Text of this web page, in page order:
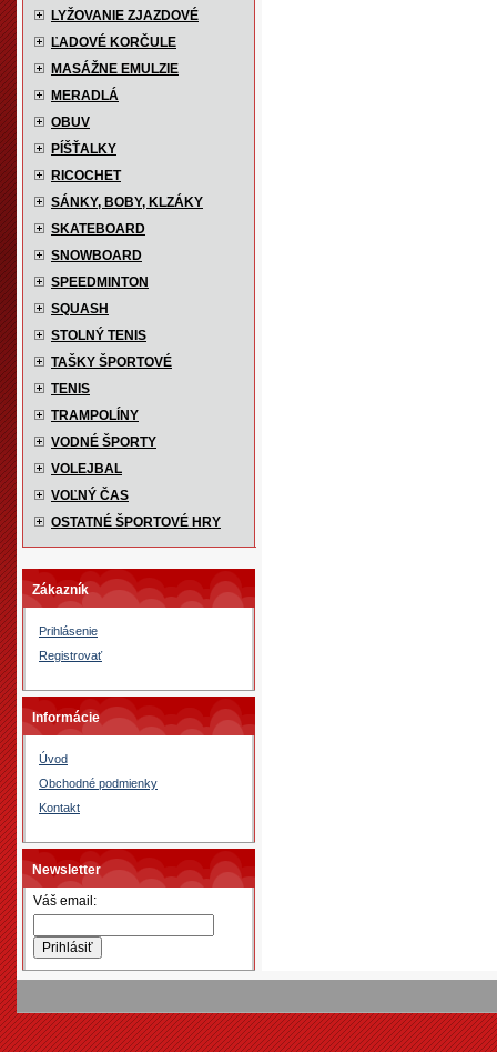
LYŽOVANIE ZJAZDOVÉ
ĽADOVÉ KORČULE
MASÁŽNE EMULZIE
MERADLÁ
OBUV
PÍŠŤALKY
RICOCHET
SÁNKY, BOBY, KLZÁKY
SKATEBOARD
SNOWBOARD
SPEEDMINTON
SQUASH
STOLNÝ TENIS
TAŠKY ŠPORTOVÉ
TENIS
TRAMPOLÍNY
VODNÉ ŠPORTY
VOLEJBAL
VOĽNÝ ČAS
OSTATNÉ ŠPORTOVÉ HRY
Zákazník
Prihlásenie
Registrovať
Informácie
Úvod
Obchodné podmienky
Kontakt
Newsletter
Váš email: